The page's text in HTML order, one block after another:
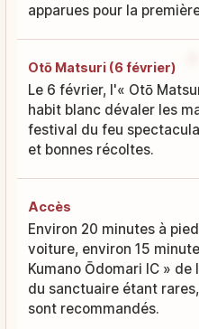
apparues pour la
Otō Matsuri (6 février)
Le 6 février, l'« Otō
habit blanc dévaler les
festival du feu
et bonnes récoltes.
Accès
Environ 20 minutes à
voiture, environ 15
Kumano Ōdomari IC »
du sanctuaire étant
sont recommandés.